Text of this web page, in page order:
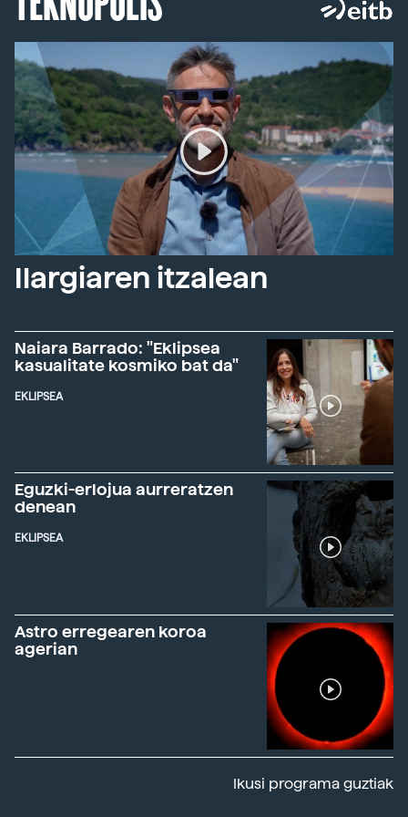
Ilargiaren itzalean
Naiara Barrado: "Eklipsea
kasualitate kosmiko bat da"
EKLIPSEA
Eguzki-erlojua aurreratzen
denean
EKLIPSEA
Astro erregearen koroa
agerian
Ikusi programa guztiak